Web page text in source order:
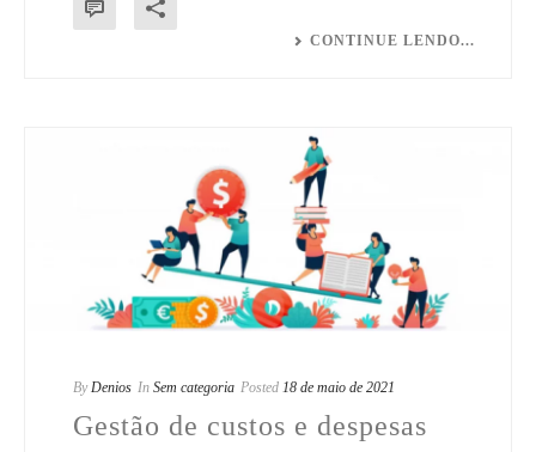
CONTINUE LENDO...
By Denios In Sem categoria Posted 18 de maio de 2021
Gestão de custos e despesas